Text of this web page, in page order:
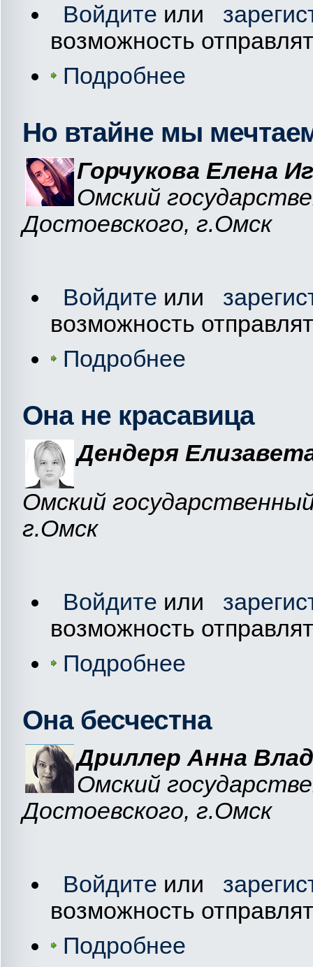
Войдите или
возможность
Подробнее
Но втайне мы
Горчукова Елена
Омский
Достоевского, г.Омск
Войдите или
возможность
Подробнее
Она не красавица
Дендеря
Омский
г.Омск
Войдите или
возможность
Подробнее
Она бесчестна
Дриллер Анна
Омский
Достоевского, г.Омск
Войдите или
возможность
Подробнее